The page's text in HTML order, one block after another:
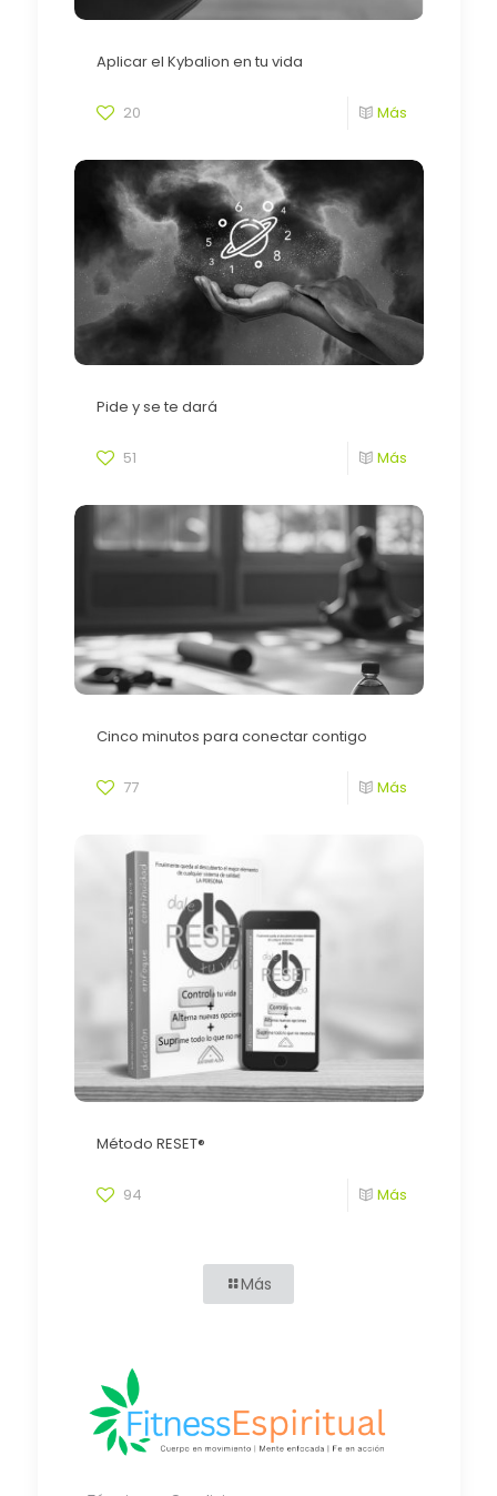
Aplicar el Kybalion en tu vida
20 Más
Pide y se te dará
51 Más
Cinco minutos para conectar contigo
77 Más
Método RESET®
94 Más
Más